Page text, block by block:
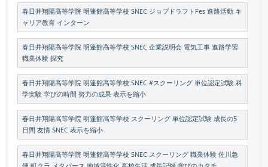
春日井翔陽高等学院 明蓬館高等学校 SNEC ジョブドラフトFes 進路活動 キ
ャリア教育 インターン
春日井翔陽高等学院 明蓬館高等学校 SNEC 企業説明会 電気工事 進路学習
職業体験 探究
春日井翔陽高等学院 明蓬館高等学校 SNEC #スクーリング 単位認定試験 科
学実験 学びの時間 努力の成果 表示を縮小
春日井翔陽高等学院 明蓬館高等学校 スクーリング 単位認定試験 成長の5
日間 友情 SNEC 表示を縮小
春日井翔陽高等学院 明蓬館高等学校 SNEC スクーリング 職業体験 佐川急